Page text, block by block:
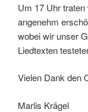
Um 17 Uhr
angenehm
wobei wir unser
Liedtexten
Vielen Dank den
Marlis Krägel